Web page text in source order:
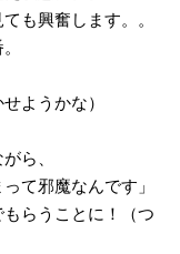
も興奮します。。
ようかな）
ら、
て邪魔なんです」
らうことに！（つ